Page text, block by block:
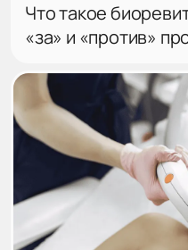
Что такое
«за» и «против»